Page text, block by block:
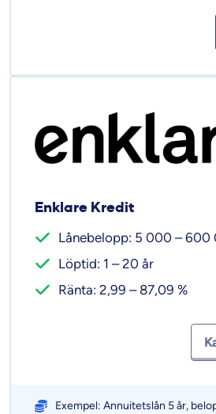
Enklare Kredit
Lånebelopp: 5 000 – 600
Löptid: 1 – 20 år
Ränta: 2,99 – 87,09 %
Exempel: Annuitetslån 5 år,